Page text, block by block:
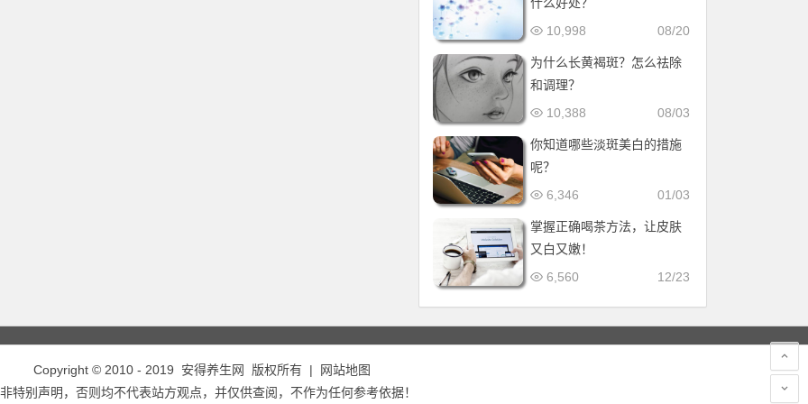
08/20
10,998
为什么长黄褐斑？怎么祛除
和调理？
08/03
10,388
你知道哪些淡斑美白的措施
呢？
01/03
6,346
掌握正确喝茶方法，让皮肤
又白又嫩！
12/23
6,560
Copyright © 2010 - 2019 安得养生网 版权所有 |
网站地图
特别声明，否则均不代表站方观点，并仅供查阅，不作为任何参考依据！